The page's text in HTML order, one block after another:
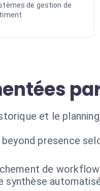
de gestion de
et le
presence
de
synthèse